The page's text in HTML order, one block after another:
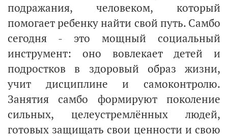
подражания, человеком, который
помогает ребенку найти свой путь. Самбо
сегодня - это мощный социальный
инструмент: оно вовлекает детей и
подростков в здоровый образ жизни,
учит дисциплине и самоконтролю.
Занятия самбо формируют поколение
сильных, целеустремлённых людей,
готовых защищать свои ценности и свою